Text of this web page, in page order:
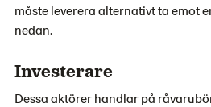
måste leverera alternativt ta emot
nedan.
Investerare
Dessa aktörer handlar på